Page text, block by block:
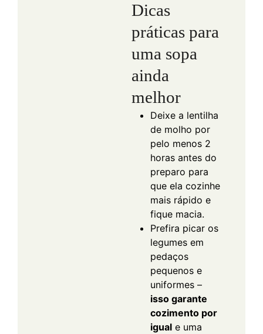
Dicas
práticas para
uma sopa
ainda
melhor
Deixe a lentilha
de molho por
pelo menos 2
horas antes do
preparo para
que ela cozinhe
mais rápido e
fique macia.
Prefira picar os
legumes em
pedaços
pequenos e
uniformes –
isso garante
cozimento por
igual e uma